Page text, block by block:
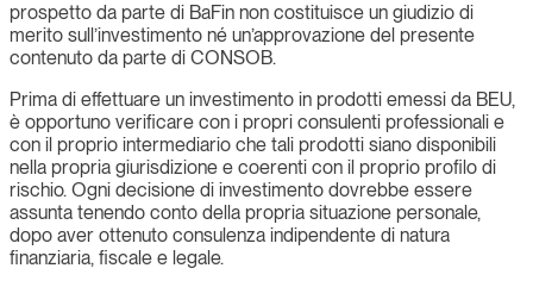
prospetto da parte di BaFin non costituisce un giudizio di
merito sull’investimento né un’approvazione del presente
contenuto da parte di CONSOB.
Prima di effettuare un investimento in prodotti emessi da BEU,
è opportuno verificare con i propri consulenti professionali e
con il proprio intermediario che tali prodotti siano disponibili
nella propria giurisdizione e coerenti con il proprio profilo di
rischio. Ogni decisione di investimento dovrebbe essere
assunta tenendo conto della propria situazione personale,
dopo aver ottenuto consulenza indipendente di natura
finanziaria, fiscale e legale.